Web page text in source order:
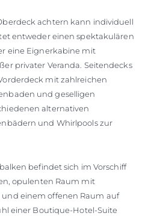
achtern kann individuell
entweder einen spektakulären
eine Eignerkabine mit
privater Veranda. Seitendecks
mit zahlreichen
und geselligen
alternativen
und Whirlpools zur
befindet sich im Vorschiff
opulenten Raum mit
einem offenen Raum auf
einer Boutique-Hotel-Suite